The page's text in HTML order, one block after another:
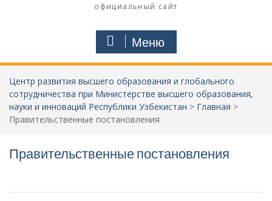
официальный сайт
Меню
Центр развития высшего образования и глобального
сотрудничества при Министерстве высшего образования,
науки и инноваций Республики Узбекистан > Главная >
Правительственные постановления
Правительственные постановления